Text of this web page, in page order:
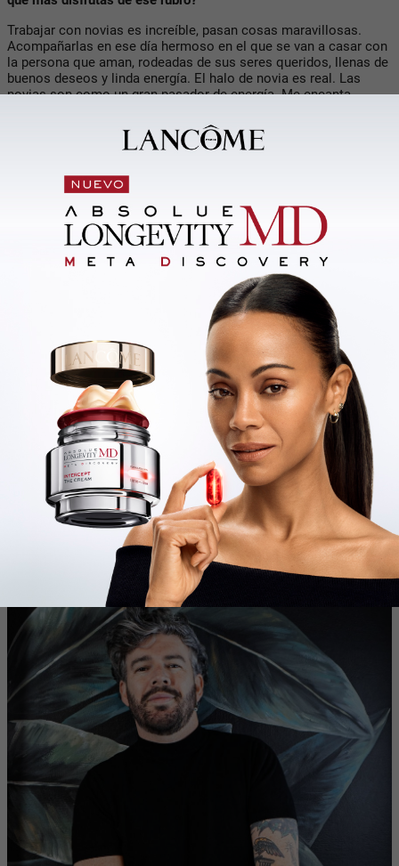
Trabajar con novias es increíble, pasan cosas maravillosas.
Acompañarlas en ese día hermoso en el que se van a casar con
la persona que aman, rodeadas de sus seres queridos, llenas de
buenos deseos y linda energía. El halo de novia es real. Las
novias son como un gran pasador de energía. Me encanta
Las novias me preguntan: ¿me durará el peinado toda la noche?
fue un embole su casamiento. Quiero que el peinado dure para
las fotos, pero que terminen la noche con el pelo hecho bola. Es
un día para ser feliz, no perfecto.
Cuando me escriben para peinarse conmigo es tanto el
agradecimiento que siento y la alegría, que me encargo de
siempre hacerme un hueco en la agenda. Lo que se genera es
mágico. Es clave saber acompañar, ser solución y no problema.
Peinar novias es agotador, pero también hermoso. Llegué a
peinar a siete novias en un día. Una verdadera locura.
¿Cómo te gustaría que siga tu carrera?
En este rubro estamos constantemente viendo el relevo atrás
nuestro. Las nuevas generaciones son talentosísimas, con una
capacidad creativa espectacular.
¿Cómo te adaptás vos para que eso no te coma? Si vos no
capitalizas tu éxito, se te puede pasar. Uno tiene que estar claro
con lo que quiere. Darles un abrazo a las nuevas generaciones,
a quienes lo están haciendo y lo están haciendo increíble.
Cuando eso suceda me quedaré con mi salón. Espero ser
inteligente y que la vida sea generosa para estar tranquilo.